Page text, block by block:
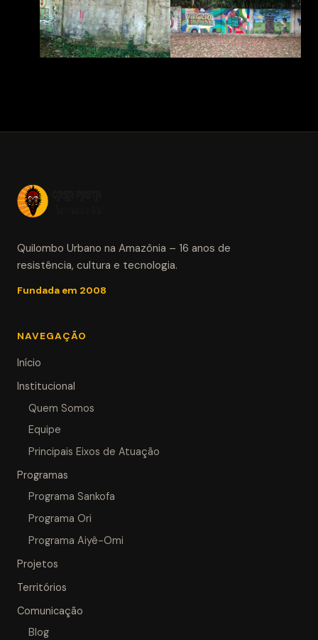
Quilombo Urbano na Amazônia – 16 anos de
resistência, cultura e tecnologia.
Fundada em 2008
NAVEGAÇÃO
Início
Institucional
Quem Somos
Equipe
Principais Eixos de Atuação
Programas
Programa Sankofa
Programa Ori
Programa Aiyê-Omi
Projetos
Territórios
Comunicação
Blog